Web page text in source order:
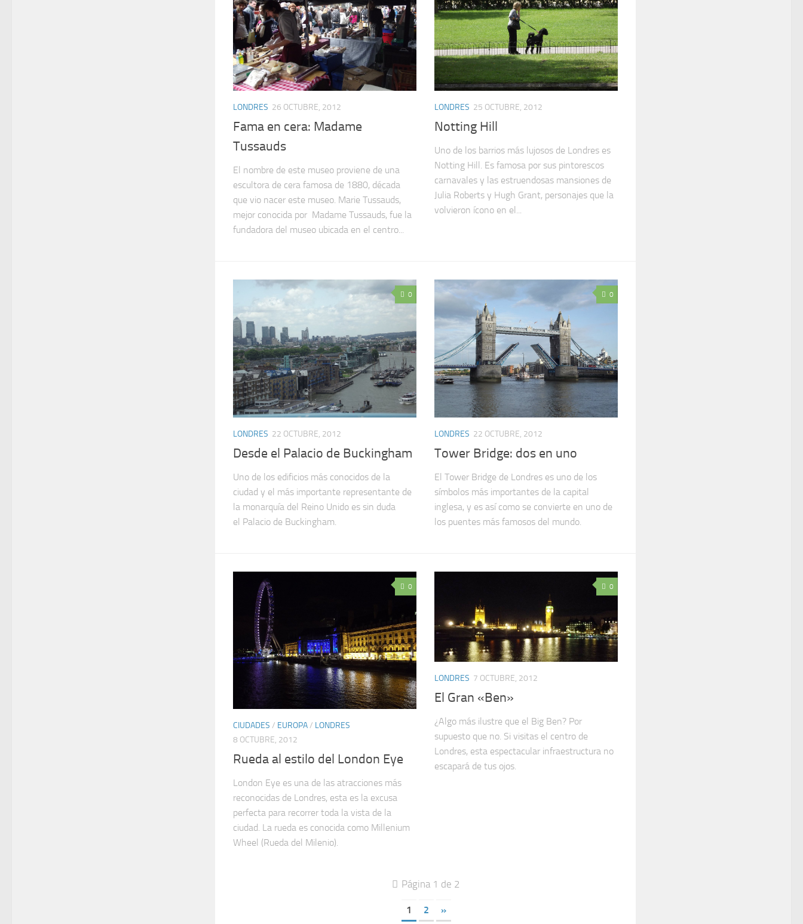
LONDRES 26 OCTUBRE, 2012
Fama en cera: Madame
Tussauds
El nombre de este museo proviene de una
escultora de cera famosa de 1880, década
que vio nacer este museo. Marie Tussauds,
mejor conocida por Madame Tussauds, fue la
fundadora del museo ubicada en el centro...
LONDRES 25 OCTUBRE, 2012
Notting Hill
Uno de los barrios más lujosos de Londres es
Notting Hill. Es famosa por sus pintorescos
carnavales y las estruendosas mansiones de
Julia Roberts y Hugh Grant, personajes que la
volvieron ícono en el...
0
LONDRES 22 OCTUBRE, 2012
Desde el Palacio de Buckingham
Uno de los edificios más conocidos de la
ciudad y el más importante representante de
la monarquía del Reino Unido es sin duda
el Palacio de Buckingham.
0
LONDRES 22 OCTUBRE, 2012
Tower Bridge: dos en uno
El Tower Bridge de Londres es uno de los
símbolos más importantes de la capital
inglesa, y es así como se convierte en uno de
los puentes más famosos del mundo.
0
CIUDADES / EUROPA/ LONDRES
8 OCTUBRE, 2012
Rueda al estilo del London Eye
London Eye es una de las atracciones más
reconocidas de Londres, esta es la excusa
perfecta para recorrer toda la vista de la
ciudad. La rueda es conocida como Millenium
Wheel (Rueda del Milenio).
0
LONDRES 7 OCTUBRE, 2012
El Gran «Ben»
¿Algo más ilustre que el Big Ben? Por
supuesto que no. Si visitas el centro de
Londres, esta espectacular infraestructura no
escapará de tus ojos.
Página 1 de 2
1 2 »